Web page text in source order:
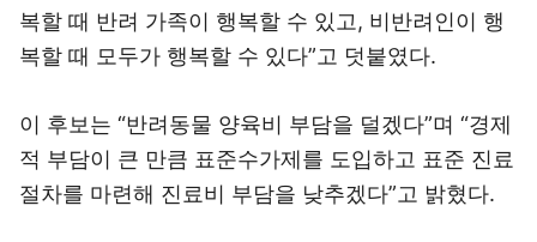
복할 때 반려 가족이 행복할 수 있고, 비반려인이 행
복할 때 모두가 행복할 수 있다”고 덧붙였다.
이 후보는 “반려동물 양육비 부담을 덜겠다”며 “경제
적 부담이 큰 만큼 표준수가제를 도입하고 표준 진료
절차를 마련해 진료비 부담을 낮추겠다”고 밝혔다.